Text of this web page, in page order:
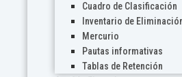
Cuadro de Clasificación
Inventario de
Mercurio
Pautas informativas
Tablas de Retención